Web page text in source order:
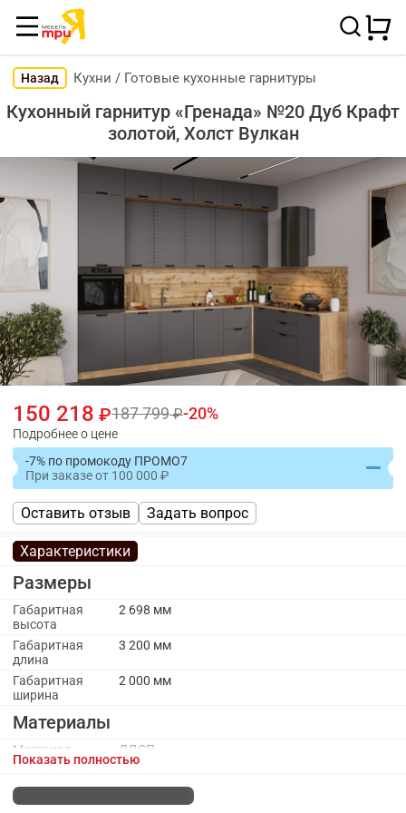
Назад Кухни / Готовые кухонные гарнитуры
Кухонный гарнитур «Гренада» №20 Дуб Крафт
золотой, Холст Вулкан
150 218 187 799 20
Подробнее о цене
-7% по промокоду ПРОМО7
При заказеот 100 000
Оставить отзыв Задать вопрос
Характеристики
Размеры
Габаритная
высота
2 698 мм
Габаритная
длина
3 200 мм
Габаритная
ширина
2 000 мм
Материалы
Материал
каркаса
ЛДСП
Материал
кромки
ПВХ
Показать полностью